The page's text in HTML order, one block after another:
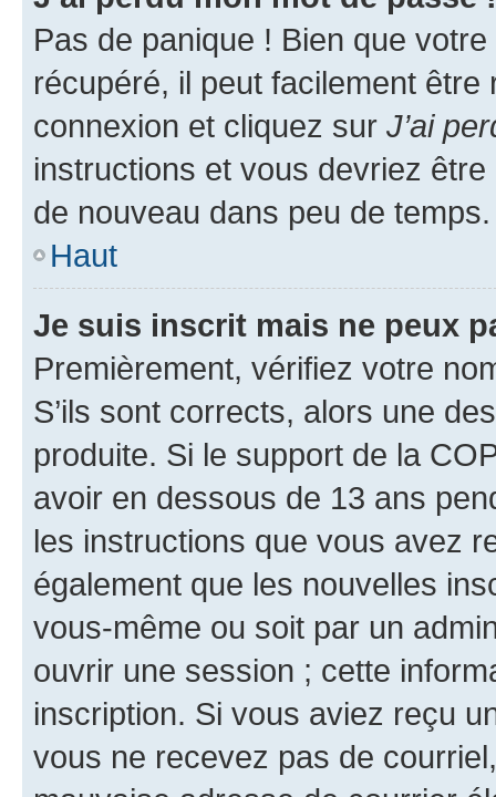
Pas de panique ! Bien que
récupéré, il peut facilement
connexion et cliquez sur J’ai
instructions et vous devriez
de nouveau dans peu de temps.
Haut
Je suis inscrit mais ne peux
Premièrement, vérifiez votre
S’ils sont corrects, alors une
produite. Si le support de la
avoir en dessous de 13 ans
les instructions que vous avez
également que les nouvelles
vous-même ou soit par un
ouvrir une session ; cette
inscription. Si vous aviez reçu
vous ne recevez pas de